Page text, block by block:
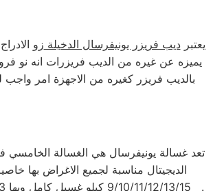
يعتبرديب فريزر يونيفرسال الدخيلة زو
يميزه عن غيره من الديب فريزرات انه نو
بالديب فريزر كغيره من الاجهزة امر
تعد غسالة يونيفرسال هي الغسالة
9/10/11/12/13/15 كيلو غسيل كامل وبها 3 مراحل غسيل و شطف و عصر ، هي من افضل الغسالات علي الاطلاق في مصر ، يمكن قرائة كافة مميزاتها من خلال
.